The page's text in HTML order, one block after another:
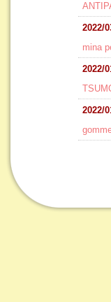
2022/
mina
2022/
2022/